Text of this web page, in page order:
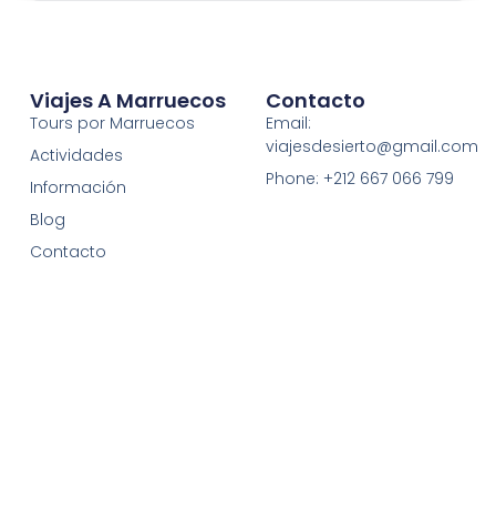
Viajes A Marruecos
Tours por Marruecos
Actividades
Información
Blog
Contacto
Contacto
Email:
viajesdesierto@gmail.com
Phone: +212 667 066 799